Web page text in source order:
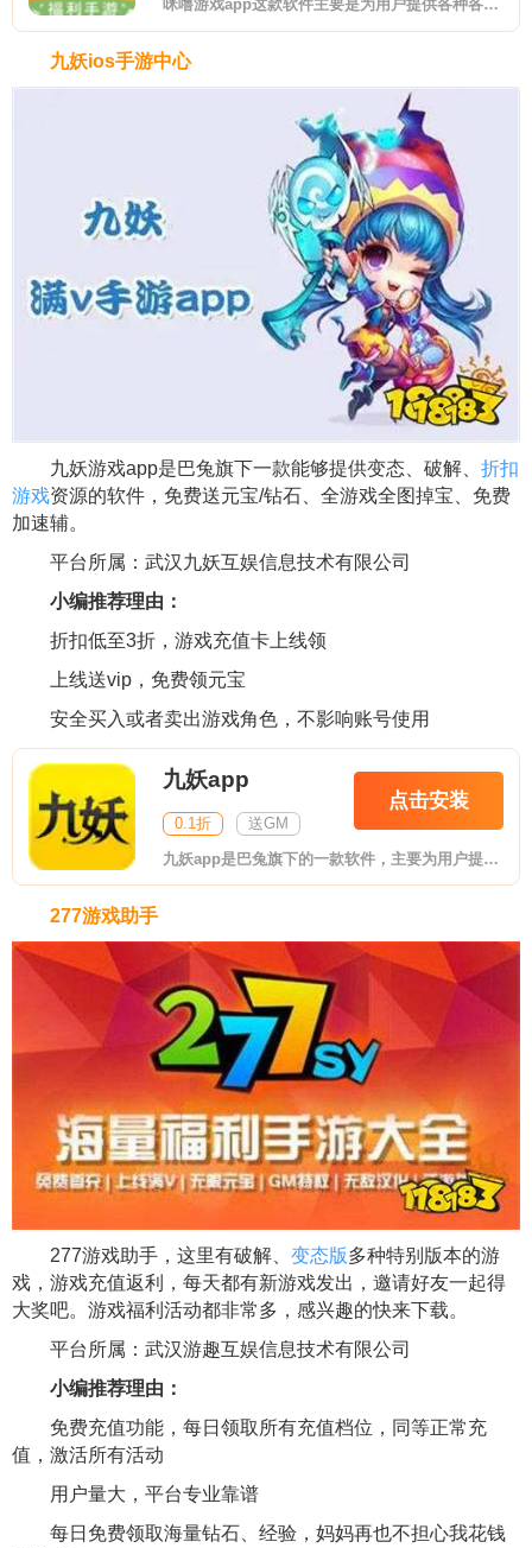
咪噜游戏app这款软件主要是为用户提供各种各样的bt手游，在这里你能看到各种热门bt游戏，玩起来更加带感哦，支持用户充值返利，客服小姐姐为你答疑解惑，快来下载试试吧!
九妖ios手游中心
九妖游戏app是巴兔旗下一款能够提供变态、破解、 折扣
游戏资源的软件，免费送元宝/钻石、全游戏全图掉宝、免费
加速辅。
平台所属：武汉九妖互娱信息技术有限公司
小编推荐理由：
折扣低至3折，游戏充值卡上线领
上线送vip，免费领元宝
安全买入或者卖出游戏角色，不影响账号使用
九妖app
0.1折 送GM
点击安装
九妖app是巴兔旗下的一款软件，主要为用户提供各种各样的变态手游，在这里你能看到各种变态游戏、破解游戏，玩起来更加带感哦，支持用户充值返利，客服小姐姐为你答疑解惑，快来下载试试吧!
277游戏助手
277游戏助手，这里有破解、 变态版多种特别版本的游
戏，游戏充值返利，每天都有新游戏发出，邀请好友一起得
大奖吧。游戏福利活动都非常多，感兴趣的快来下载。
平台所属：武汉游趣互娱信息技术有限公司
小编推荐理由：
免费充值功能，每日领取所有充值档位，同等正常充
值，激活所有活动
用户量大，平台专业靠谱
每日免费领取海量钻石、经验，妈妈再也不担心我花钱